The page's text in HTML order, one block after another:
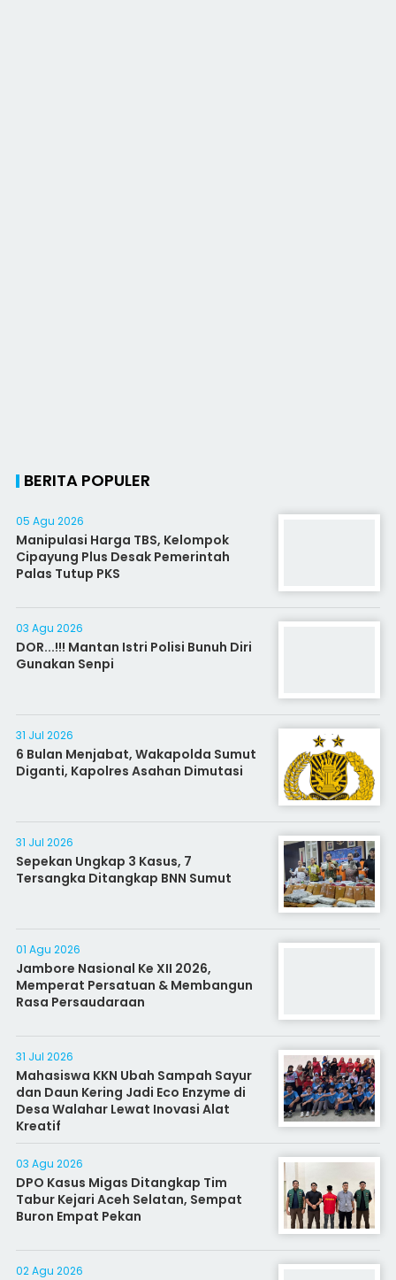
BERITA POPULER
05 Agu 2026
Manipulasi Harga TBS, Kelompok
Cipayung Plus Desak Pemerintah
Palas Tutup PKS
03 Agu 2026
DOR...!!! Mantan Istri Polisi Bunuh Diri
Gunakan Senpi
31 Jul 2026
6 Bulan Menjabat, Wakapolda Sumut
Diganti, Kapolres Asahan Dimutasi
31 Jul 2026
Sepekan Ungkap 3 Kasus, 7
Tersangka Ditangkap BNN Sumut
01 Agu 2026
Jambore Nasional Ke XII 2026,
Memperat Persatuan & Membangun
Rasa Persaudaraan
31 Jul 2026
Mahasiswa KKN Ubah Sampah Sayur
dan Daun Kering Jadi Eco Enzyme di
Desa Walahar Lewat Inovasi Alat
Kreatif
03 Agu 2026
DPO Kasus Migas Ditangkap Tim
Tabur Kejari Aceh Selatan, Sempat
Buron Empat Pekan
02 Agu 2026